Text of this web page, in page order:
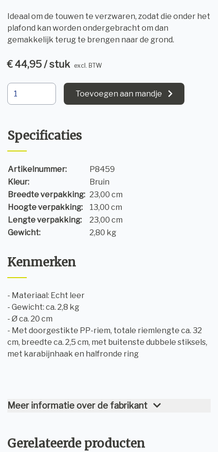
Ideaal om de touwen te verzwaren, zodat die onder het
plafond kan worden ondergebracht om dan
gemakkelijk terug te brengen naar de grond.
€ 44,95 / stuk excl. BTW
Toevoegen aan mandje
Specificaties
Artikelnummer:
P8459
Kleur:
Bruin
Breedte verpakking: 23,00 cm
Hoogte verpakking:
13,00 cm
Lengte verpakking:
23,00 cm
Gewicht:
2,80 kg
Kenmerken
- Materiaal: Echt leer
- Gewicht: ca. 2,8 kg
- Ø ca. 20 cm
- Met doorgestikte PP-riem, totale riemlengte ca. 32
cm, breedte ca. 2,5 cm, met buitenste dubbele stiksels,
met karabijnhaak en halfronde ring
Meer informatie over de fabrikant
Gerelateerde producten